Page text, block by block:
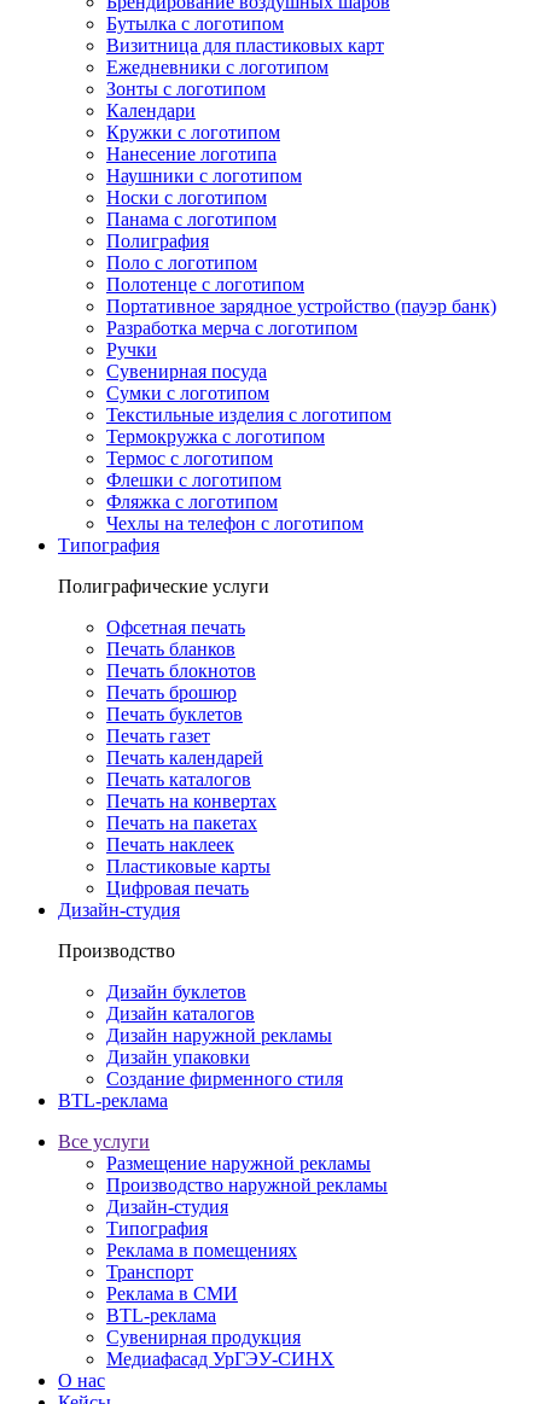
Бутылка с логотипом
Визитница для пластиковых карт
Ежедневники с логотипом
Зонты с логотипом
Календари
Кружки с логотипом
Нанесение логотипа
Наушники с логотипом
Носки с логотипом
Панама с логотипом
Полиграфия
Поло с логотипом
Полотенце с логотипом
Портативное зарядное устройство (пауэр банк)
Разработка мерча с логотипом
Ручки
Сувенирная посуда
Сумки с логотипом
Текстильные изделия с логотипом
Термокружка с логотипом
Термос с логотипом
Флешки с логотипом
Фляжка с логотипом
Чехлы на телефон с логотипом
Типография
Полиграфические услуги
Офсетная печать
Печать бланков
Печать блокнотов
Печать брошюр
Печать буклетов
Печать газет
Печать календарей
Печать каталогов
Печать на конвертах
Печать на пакетах
Печать наклеек
Пластиковые карты
Цифровая печать
Дизайн-студия
Производство
Дизайн буклетов
Дизайн каталогов
Дизайн наружной рекламы
Дизайн упаковки
Создание фирменного стиля
BTL-реклама
Все услуги
Размещение наружной рекламы
Производство наружной рекламы
Дизайн-студия
Типография
Реклама в помещениях
Транспорт
Реклама в СМИ
BTL-реклама
Сувенирная продукция
Медиафасад УрГЭУ-СИНХ
О нас